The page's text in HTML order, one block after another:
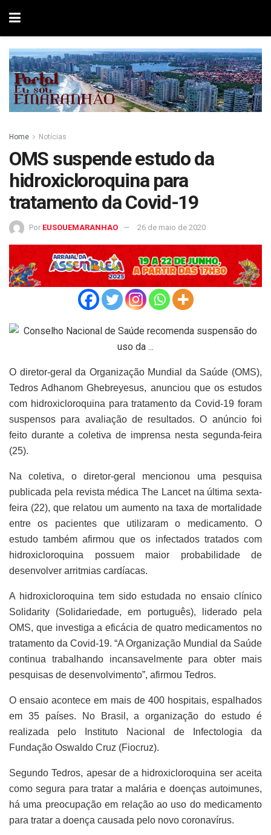
Home Notícias
OMS suspende estudo da
hidroxicloroquina para
tratamento da Covid-19
Por EUSOUEMARANHAO 26 de maio de 2020
O diretor-geral da Organização Mundial da Saúde (OMS),
Tedros Adhanom Ghebreyesus, anunciou que os estudos
com hidroxicloroquina para tratamento da Covid-19 foram
suspensos para avaliação de resultados. O anúncio foi
feito durante a coletiva de imprensa nesta segunda-feira
(25).
Na coletiva, o diretor-geral mencionou uma pesquisa
publicada pela revista médica The Lancet na última sexta-
feira (22), que relatou um aumento na taxa de mortalidade
entre os pacientes que utilizaram o medicamento. O
estudo também afirmou que os infectados tratados com
hidroxicloroquina possuem maior probabilidade de
desenvolver arritmias cardíacas.
A hidroxicloroquina tem sido estudada no ensaio clínico
Solidarity (Solidariedade, em português), liderado pela
OMS, que investiga a eficácia de quatro medicamentos no
tratamento da Covid-19. “A Organização Mundial da Saúde
continua trabalhando incansavelmente para obter mais
pesquisas de desenvolvimento”, afirmou Tedros.
O ensaio acontece em mais de 400 hospitais, espalhados
em 35 países. No Brasil, a organização do estudo é
realizada pelo Instituto Nacional de Infectologia da
Fundação Oswaldo Cruz (Fiocruz).
Segundo Tedros, apesar de a hidroxicloroquina ser aceita
como segura para tratar a malária e doenças autoimunes,
há uma preocupação em relação ao uso do medicamento
para tratar a doença causada pelo novo coronavírus.